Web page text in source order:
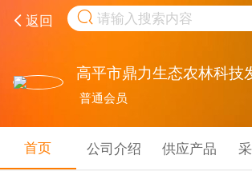
返回
高平市鼎力生态农林科技
普通会员
首页 公司介绍 供应产品